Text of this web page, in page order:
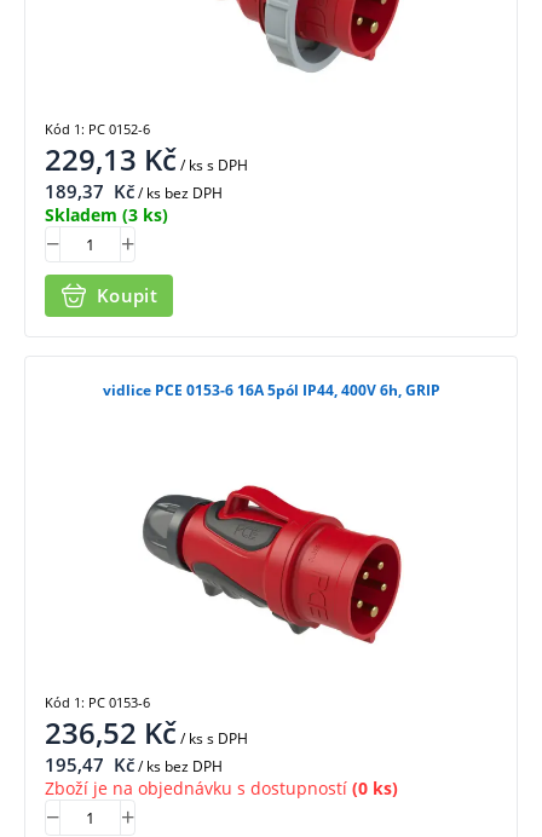
229,13 Kč/ kss DPH
189,37 Kč/ ks bez DPH
Skladem (3 ks)
Koupit
Kód 1: PC 0152-6
vidlice PCE 0153-6 16A 5pól IP44, 400V 6h, GRIP
236,52 Kč/ kss DPH
195,47 Kč/ ks bez DPH
Zboží je na objednávku s dostupností (0 ks)
Kód 1: PC 0153-6